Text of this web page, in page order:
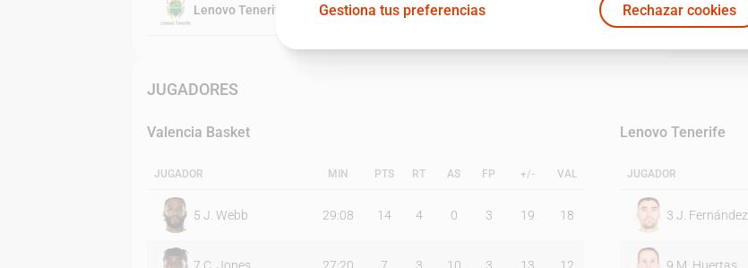
Lenovo Tenerife 24 20
JUGADORES
Valencia Basket
JUGADOR MIN PTS RT AS FP +/- VAL
5 J. Webb 29:08 14 4 0 3 19 18
Lenovo Tenerife
JUGADOR
3 J. Fernández
Gestiona tus preferencias Rechazar cookies